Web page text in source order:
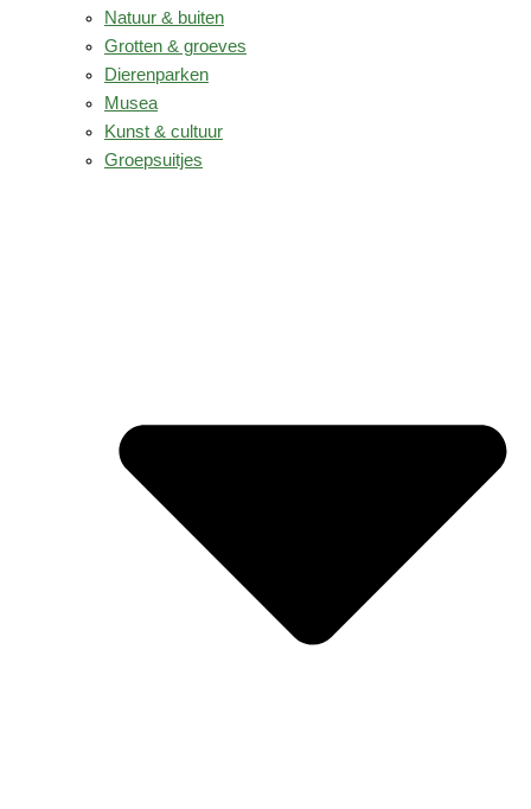
Natuur & buiten
Grotten & groeves
Dierenparken
Musea
Kunst & cultuur
Groepsuitjes